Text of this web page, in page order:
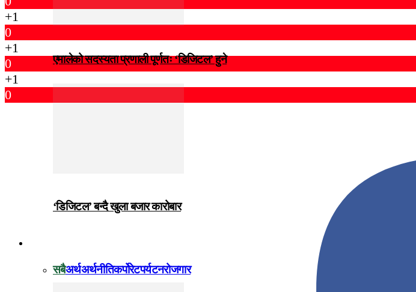
एमालेको सदस्यता प्रणाली पूर्णतः ‘डिजिटल’ हुने
‘डिजिटल’ बन्दै खुला बजार कारोबार
सबैअर्थअर्थनीतिकर्पोरेटपर्यटनरोजगार
+1
0
+1
0
+1
0